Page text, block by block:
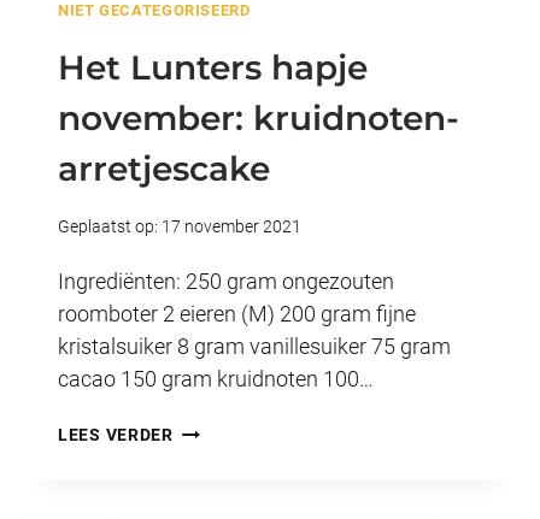
NIET GECATEGORISEERD
Het Lunters hapje
november: kruidnoten-
arretjescake
Geplaatst op: 17 november 2021
Ingrediënten: 250 gram ongezouten
roomboter 2 eieren (M) 200 gram fijne
kristalsuiker 8 gram vanillesuiker 75 gram
cacao 150 gram kruidnoten 100…
LEES VERDERHET